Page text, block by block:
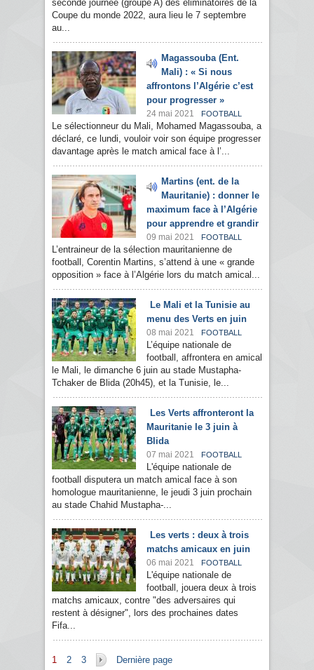
seconde journée (groupe A) des éliminatoires de la
Coupe du monde 2022, aura lieu le 7 septembre
au...
Magassouba (Ent.
Mali) : « Si nous
affrontons l’Algérie c’est
pour progresser »
24 mai 2021 FOOTBALL
Le sélectionneur du Mali, Mohamed Magassouba, a
déclaré, ce lundi, vouloir voir son équipe progresser
davantage après le match amical face à l’...
Martins (ent. de la
Mauritanie) : donner le
maximum face à l’Algérie
pour apprendre et grandir
09 mai 2021 FOOTBALL
L’entraineur de la sélection mauritanienne de
football, Corentin Martins, s’attend à une « grande
opposition » face à l’Algérie lors du match amical...
Le Mali et la Tunisie au
menu des Verts en juin
08 mai 2021 FOOTBALL
L’équipe nationale de
football, affrontera en amical
le Mali, le dimanche 6 juin au stade Mustapha-
Tchaker de Blida (20h45), et la Tunisie, le...
Les Verts affronteront la
Mauritanie le 3 juin à
Blida
07 mai 2021 FOOTBALL
L'équipe nationale de
football disputera un match amical face à son
homologue mauritanienne, le jeudi 3 juin prochain
au stade Chahid Mustapha-...
Les verts : deux à trois
matchs amicaux en juin
06 mai 2021 FOOTBALL
L'équipe nationale de
football, jouera deux à trois
matchs amicaux, contre "des adversaires qui
restent à désigner", lors des prochaines dates
Fifa...
Pages
1 2 3 Dernière page